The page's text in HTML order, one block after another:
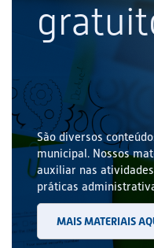
São diversos
municipal. Nossos
auxiliar nas
práticas
MAIS MATERIAIS